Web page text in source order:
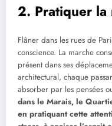
2. Pratiquer la
Flâner dans les rues de
conscience. La marche
présent dans ses
architectural, chaque
absorber par les pensées
dans le Marais, le
en pratiquant cette